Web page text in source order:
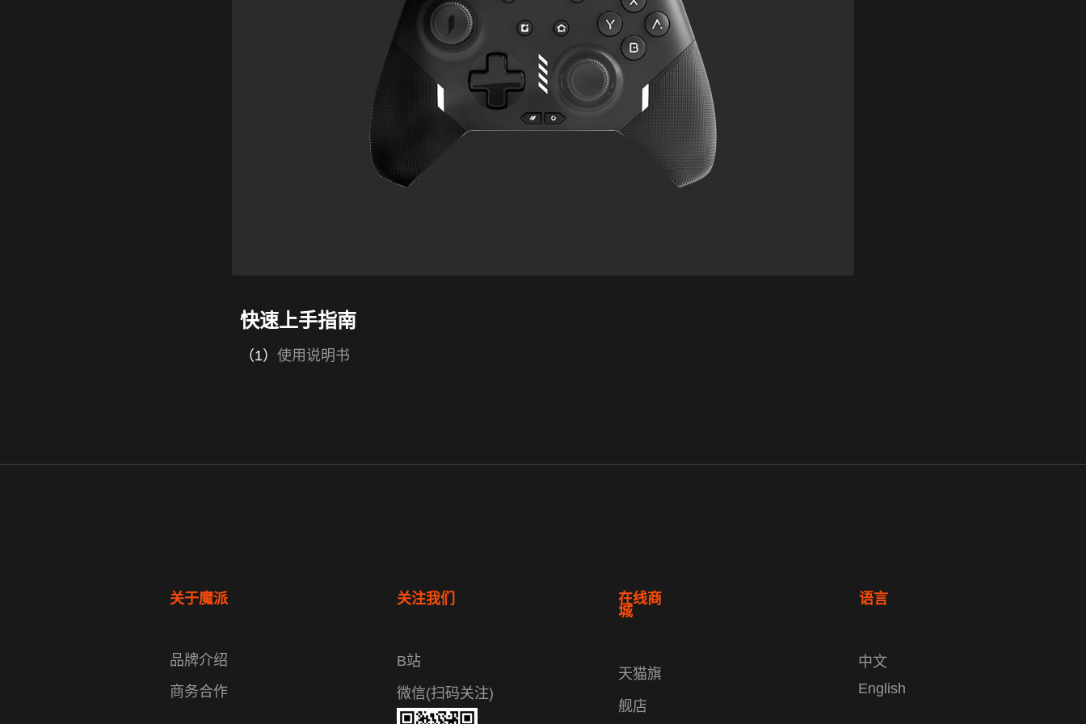
快速上手指南
（1） 使用说明书
关于魔派
品牌介绍
商务合作
关注我们
B站
微信(扫码关注)
在线商
城
天猫旗
舰店
语言
中文
English